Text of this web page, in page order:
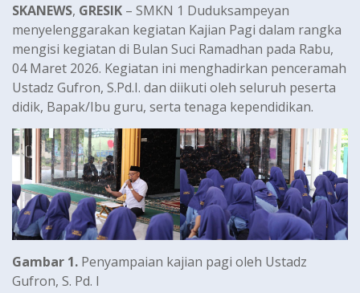
SKANEWS, GRESIK – SMKN 1 Duduksampeyan
menyelenggarakan kegiatan Kajian Pagi dalam rangka
mengisi kegiatan di Bulan Suci Ramadhan pada Rabu,
04 Maret 2026. Kegiatan ini menghadirkan penceramah
Ustadz Gufron, S.Pd.I. dan diikuti oleh seluruh peserta
didik, Bapak/Ibu guru, serta tenaga kependidikan.
Gambar 1. Penyampaian kajian pagi oleh Ustadz
Gufron, S. Pd. I